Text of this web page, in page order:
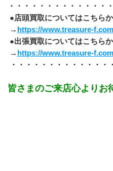
・・・・・・・・・・・・・
●店頭買取についてはこちら
→ https://www.treasure-
●出張買取についてはこちら
→ https://www.treasure-
・・・・・・・・・・・・・
皆さまのご来店心よりお